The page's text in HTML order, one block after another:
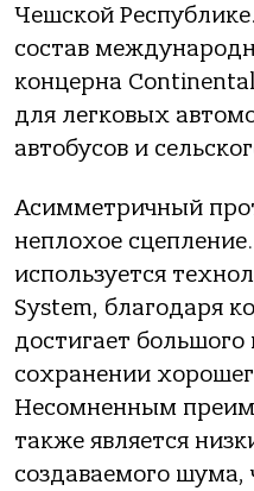
Чешской
состав
концерна
для легковых
автобусов и
Асимметричный
неплохое
используется
System, благодаря
достигает большого
сохранении
Несомненным
также является
создаваемого шума,